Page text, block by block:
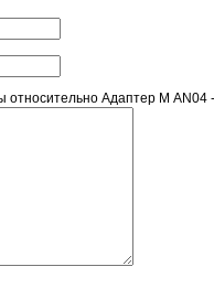
Адаптер М